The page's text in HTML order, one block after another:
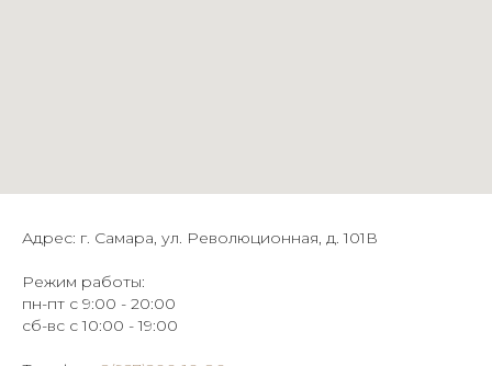
Адрес: г. Самара, ул. Революционная, д. 101В
Режим работы:
пн-пт с 9:00 - 20:00
сб-вс с 10:00 - 19:00